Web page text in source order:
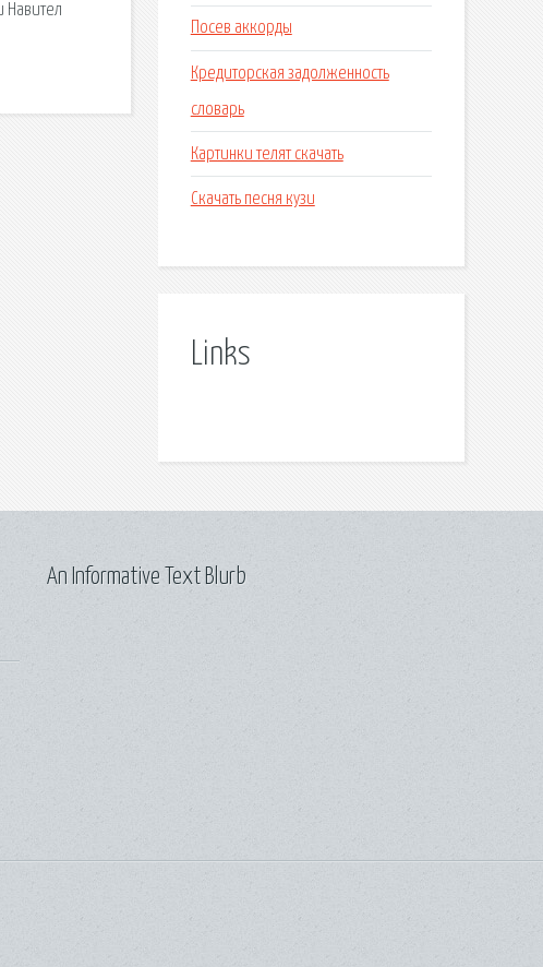
Навител
Посев аккорды
Кредиторская задолженность
словарь
Картинки телят скачать
Скачать песня кузи
Links
An Informative Text Blurb